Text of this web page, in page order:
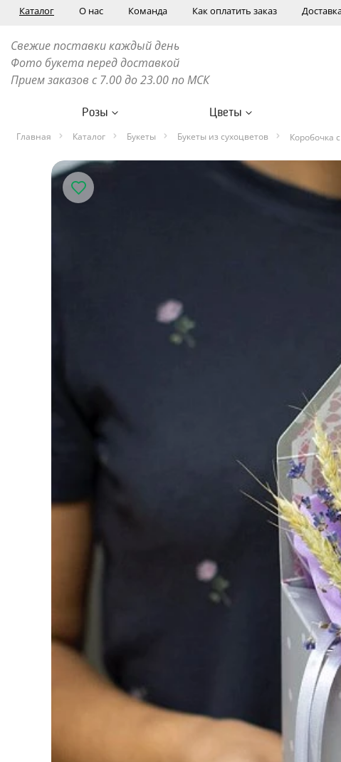
Каталог О нас Команда Как оплатить заказ
Свежие поставки каждый день
Фото букета перед доставкой
Прием заказов с 7.00 до 23.00 по МСК
Розы Цветы
Главная Каталог Букеты Букеты из сухоцветов Коробочка